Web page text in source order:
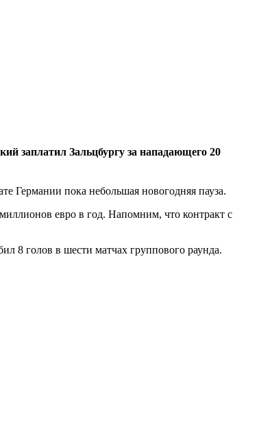
заплатил Зальцбургу за нападающего 20
Германии пока небольшая новогодняя пауза.
евро в год. Напомним, что контракт с
8 голов в шести матчах группового раунда.